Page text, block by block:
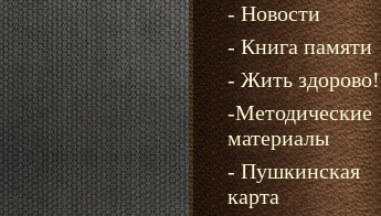
- Новости
- Книга памяти
- Жить здорово!
-Методические
материалы
- Пушкинская
карта